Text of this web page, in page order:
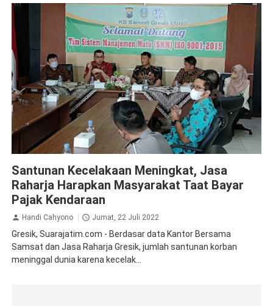
Santunan Kecelakaan Meningkat, Jasa
Raharja Harapkan Masyarakat Taat Bayar
Pajak Kendaraan
Handi Cahyono Jumat, 22 Juli 2022
Gresik, Suarajatim.com - Berdasar data Kantor Bersama
Samsat dan Jasa Raharja Gresik, jumlah santunan korban
meninggal dunia karena kecelak...